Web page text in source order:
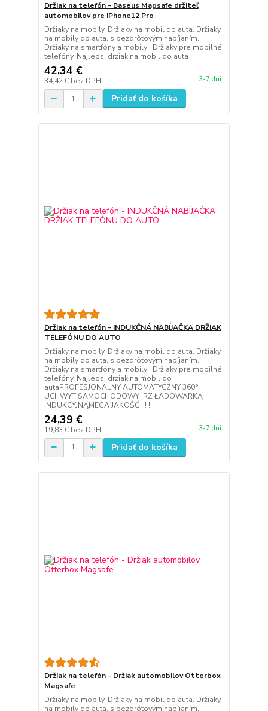
Držiak na telefón - Baseus Magsafe držiteľ
automobilov pre iPhone12 Pro
Držiaky na mobily. Držiaky na mobil do auta. Držiaky
na mobily do auta, s bezdrôtovým nabíjaním.
Držiaky na smartfóny a mobily . Držiaky pre mobilné
telefóny. Najlepsi drziak na mobil do auta
42,34 €
34,42 € bez DPH 3-7 dni
Pridať do košíka
Držiak na telefón - INDUKČNÁ NABÍJAČKA DRŽIAK
TELEFÓNU DO AUTO
Držiaky na mobily. Držiaky na mobil do auta. Držiaky
na mobily do auta, s bezdrôtovým nabíjaním.
Držiaky na smartfóny a mobily . Držiaky pre mobilné
telefóny. Najlepsi drziak na mobil do
autaPROFESJONALNY AUTOMATYCZNY 360°
UCHWYT SAMOCHODOWY iRZ ŁADOWARKĄ
INDUKCYJNĄMEGA JAKOŚĆ !!! !
24,39 €
19,83 € bez DPH 3-7 dni
Pridať do košíka
Držiak na telefón - Držiak automobilov Otterbox
Magsafe
Držiaky na mobily. Držiaky na mobil do auta. Držiaky
na mobily do auta, s bezdrôtovým nabíjaním.